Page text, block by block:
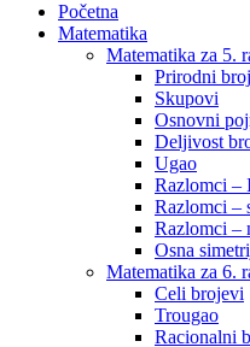
Početna
Matematika
Matematika za 5.
Prirodni
Skupovi
Osnovni
Deljivost
Ugao
Razlomci –
Razlomci –
Razlomci –
Osna
Matematika za 6.
Celi brojevi
Trougao
Racionalni